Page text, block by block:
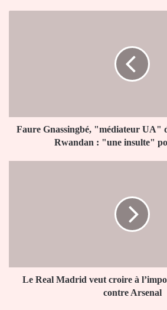
Rwandan
Faure Gnassingbé, "médiateur UA"
Rwandan : "une insulte"
Bernabéu
contreLe Real Madrid veut croire à
contre Arsenal